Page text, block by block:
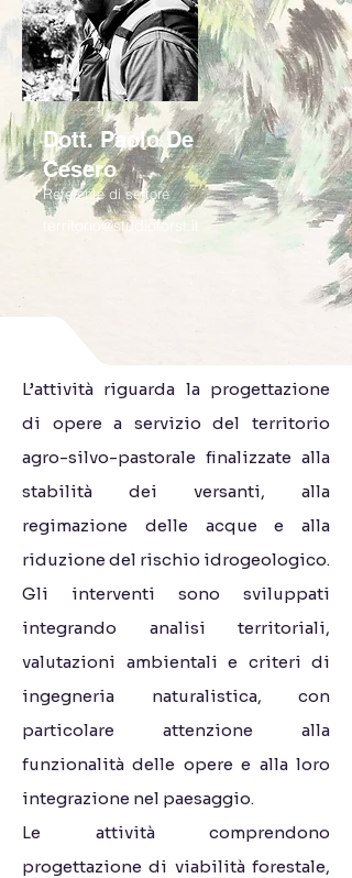
Referente di settore
Dott. Paolo De
Cesero
territorio@studioforst.it
L’attività riguarda la progettazione
di opere a servizio del territorio
agro-silvo-pastorale finalizzate alla
stabilità dei versanti, alla
regimazione delle acque e alla
riduzione del rischio idrogeologico.
Gli interventi sono sviluppati
integrando analisi territoriali,
valutazioni ambientali e criteri di
ingegneria naturalistica, con
particolare attenzione alla
funzionalità delle opere e alla loro
integrazione nel paesaggio.
Le attività comprendono
progettazione di viabilità forestale,